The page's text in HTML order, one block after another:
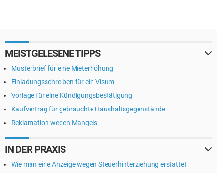
MEISTGELESENE TIPPS
Musterbrief für eine Mieterhöhung
Einladungsschreiben für ein Visum
Vorlage für eine Kündigungsbestätigung
Kaufvertrag für gebrauchte Haushaltsgegenstände
Reklamation wegen Mangels
IN DER PRAXIS
Wie man eine Anzeige wegen Steuerhinterziehung erstattet